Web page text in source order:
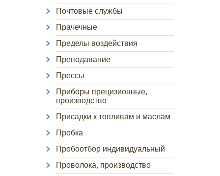
Почтовые службы
Прачечные
Пределы воздействия
Преподавание
Прессы
Приборы прецизионные,
производство
Присадки к топливам и маслам
Пробка
Пробоотбор индивидуальный
Проволока, производство